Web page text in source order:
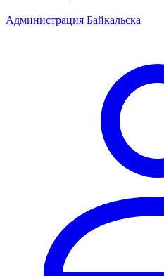
Администрация Байкальска